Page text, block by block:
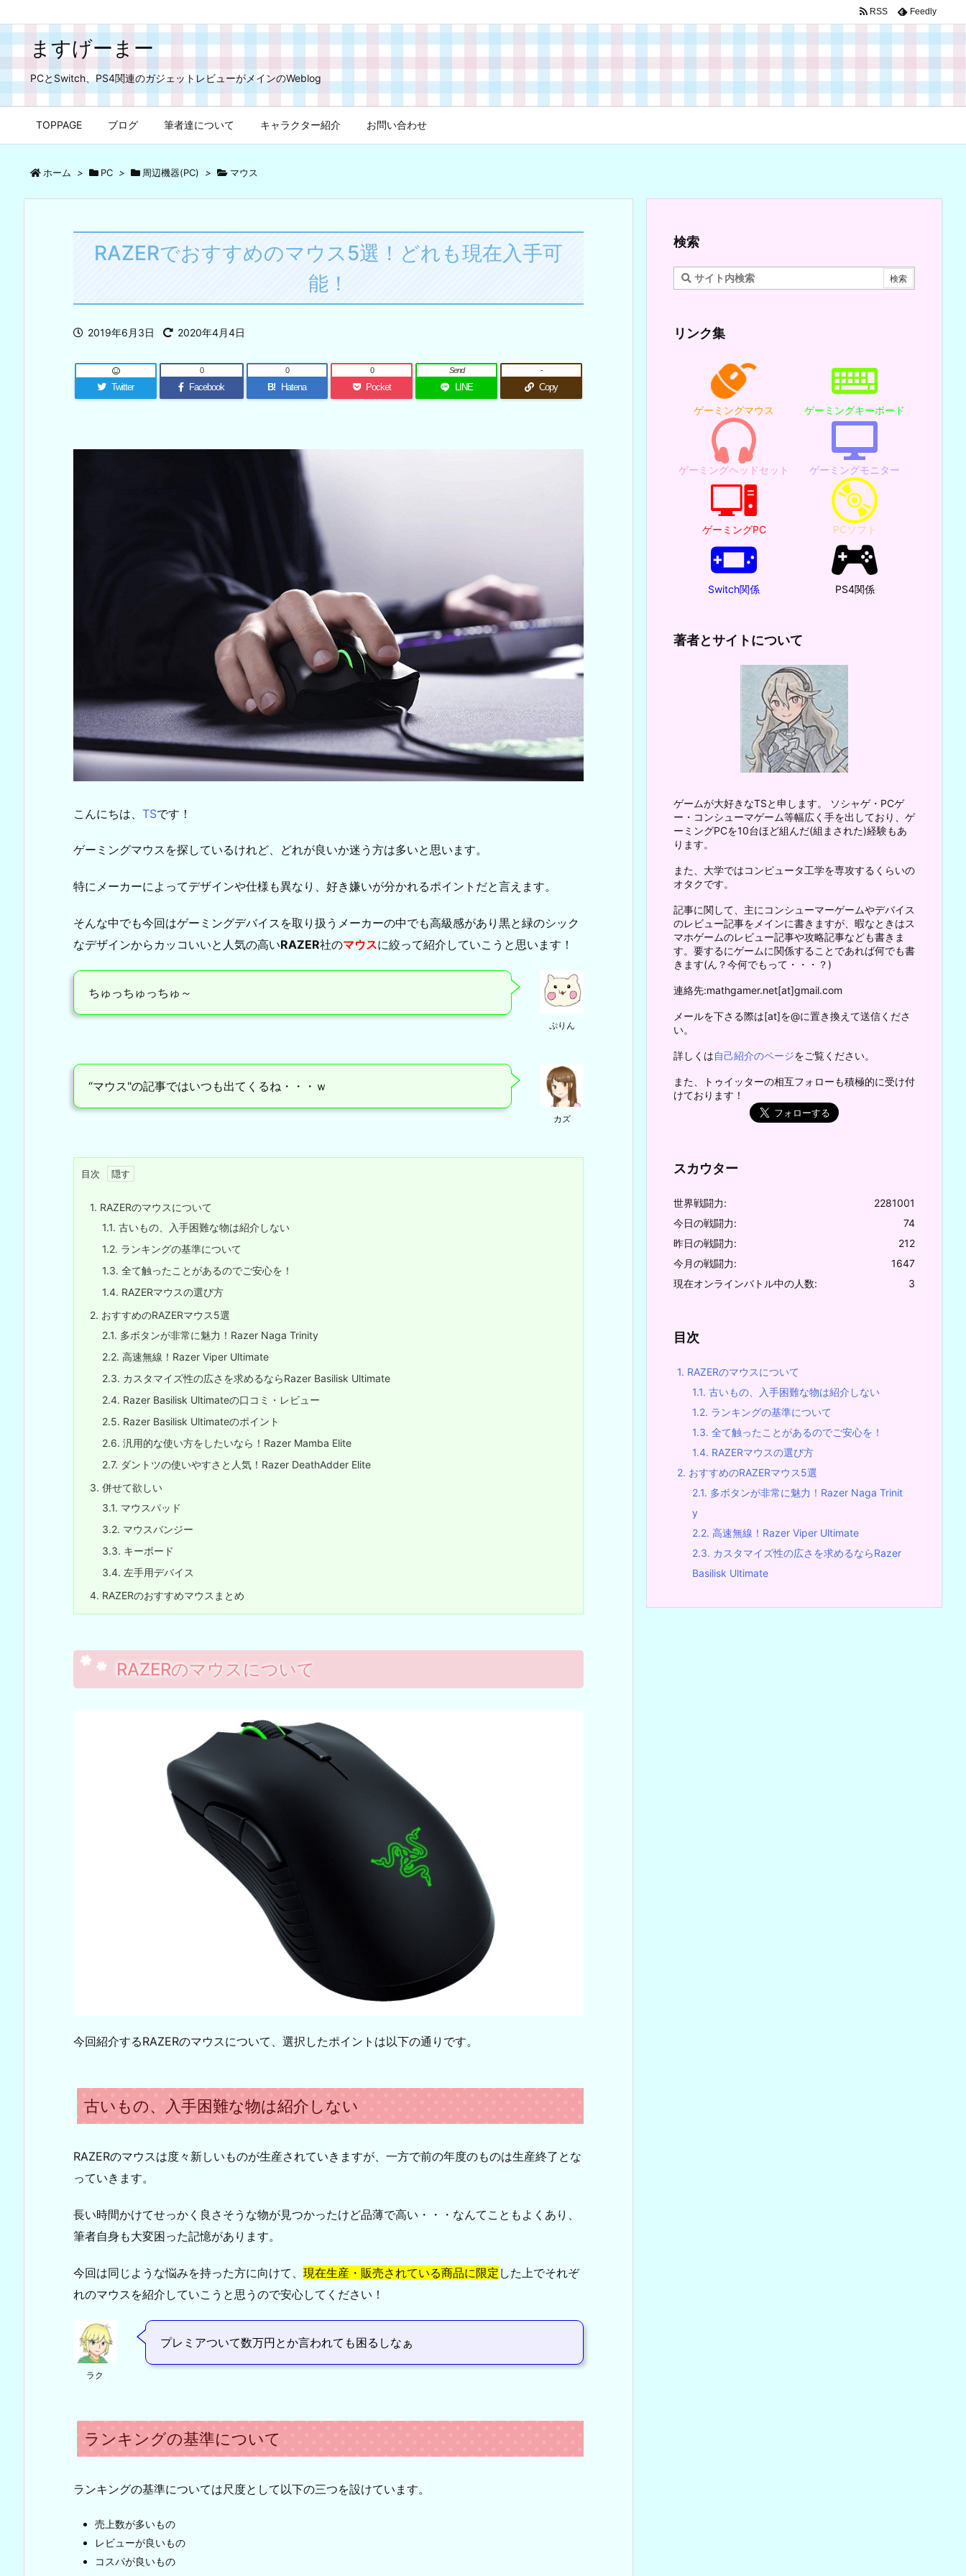
ますげーまー
PCとSwitch、PS4関連のガジェットレビューがメインのWeblog
TOPPAGE ブログ 筆者達について キャラクター紹介 お問い合わせ
RSS Feedly
ホーム > PC > 周辺機器(PC) > マウス
RAZERでおすすめのマウス5選！どれも現在入手可
能！
2019年6月3日 2020年4月4日
Twitter Facebook
0
B! Hatena
0
Pocket
0
LINE
Send
Copy
-
こんにちは、 TSです！
ゲーミングマウスを探しているけれど、どれが良いか迷う方は多いと思います。
特にメーカーによってデザインや仕様も異なり、好き嫌いが分かれるポイントだと言えます。
そんな中でも今回はゲーミングデバイスを取り扱うメーカーの中でも高級感があり黒と緑のシック
なデザインからカッコいいと人気の高いRAZER社のマウスに絞って紹介していこうと思います！
ぷりん
ちゅっちゅっちゅ～
カズ
“マウス"の記事ではいつも出てくるね・・・ｗ
目次
1. RAZERのマウスについて
1.1. 古いもの、入手困難な物は紹介しない
1.2. ランキングの基準について
1.3. 全て触ったことがあるのでご安心を！
1.4. RAZERマウスの選び方
2. おすすめのRAZERマウス5選
2.1. 多ボタンが非常に魅力！Razer Naga Trinity
2.2. 高速無線！Razer Viper Ultimate
2.3. カスタマイズ性の広さを求めるならRazer Basilisk Ultimate
2.4. Razer Basilisk Ultimateの口コミ・レビュー
2.5. Razer Basilisk Ultimateのポイント
2.6. 汎用的な使い方をしたいなら！Razer Mamba Elite
2.7. ダントツの使いやすさと人気！Razer DeathAdder Elite
3. 併せて欲しい
3.1. マウスパッド
3.2. マウスバンジー
3.3. キーボード
3.4. 左手用デバイス
4. RAZERのおすすめマウスまとめ
RAZERのマウスについて
今回紹介するRAZERのマウスについて、選択したポイントは以下の通りです。
古いもの、入手困難な物は紹介しない
RAZERのマウスは度々新しいものが生産されていきますが、一方で前の年度のものは生産終了とな
っていきます。
長い時間かけてせっかく良さそうな物が見つかったけど品薄で高い・・・なんてこともよくあり、
筆者自身も大変困った記憶があります。
今回は同じような悩みを持った方に向けて、 現在生産・販売されている商品に限定 した上でそれぞ
れのマウスを紹介していこうと思うので安心してください！
ラク
プレミアついて数万円とか言われても困るしなぁ
ランキングの基準について
ランキングの基準については尺度として以下の三つを設けています。
売上数が多いもの
レビューが良いもの
コスパが良いもの
検索
リンク集
ゲーミングマウス ゲーミングキーボード
ゲーミングヘッドセット ゲーミングモニター
ゲーミングPC PCソフト
Switch関係 PS4関係
著者とサイトについて
ゲームが大好きなTSと申します。 ソシャゲ・PCゲ
ー・コンシューマゲーム等幅広く手を出しており、ゲ
ーミングPCを10台ほど組んだ(組まされた)経験もあ
ります。
また、大学ではコンピュータ工学を専攻するくらいの
オタクです。
記事に関して、主にコンシューマーゲームやデバイス
のレビュー記事をメインに書きますが、暇なときはス
マホゲームのレビュー記事や攻略記事なども書きま
す。要するにゲームに関係することであれば何でも書
きます(ん？今何でもって・・・？)
連絡先:mathgamer.net[at]gmail.com
メールを下さる際は[at]を@に置き換えて送信くださ
い。
詳しくは自己紹介のページをご覧ください。
また、トゥイッターの相互フォローも積極的に受け付
けております！
スカウター
2281001
世界戦闘力:
74
今日の戦闘力:
212
昨日の戦闘力:
1647
今月の戦闘力:
3
現在オンラインバトル中の人数:
目次
1. RAZERのマウスについて
1.1. 古いもの、入手困難な物は紹介しない
1.2. ランキングの基準について
1.3. 全て触ったことがあるのでご安心を！
1.4. RAZERマウスの選び方
2. おすすめのRAZERマウス5選
2.1. 多ボタンが非常に魅力！Razer Naga Trinit
y
2.2. 高速無線！Razer Viper Ultimate
2.3. カスタマイズ性の広さを求めるならRazer
Basilisk Ultimate